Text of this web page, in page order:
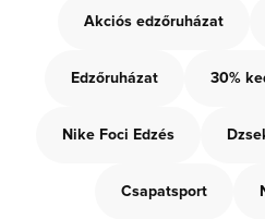
Akciós edzőruházat
Edzőruházat 30%
Nike Foci Edzés
Csapatsport